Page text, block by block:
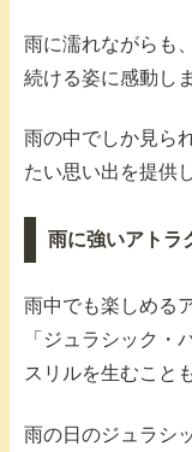
雨に濡れながらも
続ける姿に感動し
雨の中でしか見ら
たい思い出を提供
雨に強いアトラ
雨中でも楽しめる
「ジュラシック・
スリルを生むことも
雨の日のジュラシ